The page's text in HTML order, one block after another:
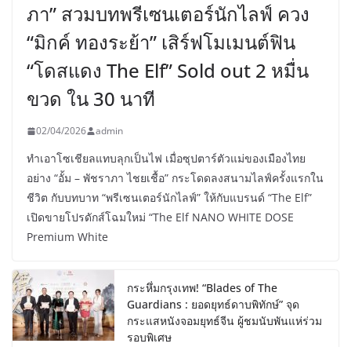
ภา” สวมบทพรีเซนเตอร์นักไลฟ์ ควง
“มิกค์ ทองระย้า” เสิร์ฟโมเมนต์ฟิน
“โดสแดง The Elf” Sold out 2 หมื่น
ขวด ใน 30 นาที
02/04/2026 admin
ทำเอาโซเชียลแทบลุกเป็นไฟ เมื่อซุปตาร์ตัวแม่ของเมืองไทย
อย่าง “อั้ม – พัชราภา ไชยเชื้อ” กระโดดลงสนามไลฟ์ครั้งแรกใน
ชีวิต กับบทบาท “พรีเซนเตอร์นักไลฟ์” ให้กับแบรนด์ “The Elf”
เปิดขายโปรดักส์โฉมใหม่ “The Elf NANO WHITE DOSE
Premium White
กระหึ่มกรุงเทพ! “Blades of The
Guardians : ยอดยุทธ์ดาบพิทักษ์” จุด
กระแสหนังจอมยุทธ์จีน ผู้ชมนับพันแห่ร่วม
รอบพิเศษ